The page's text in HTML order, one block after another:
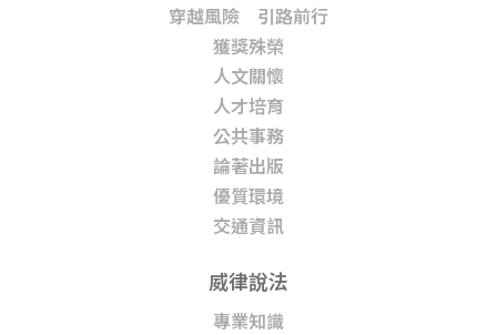
穿越風險 引路前行
獲獎殊榮
人文關懷
人才培育
公共事務
論著出版
優質環境
交通資訊
威律說法
專業知識